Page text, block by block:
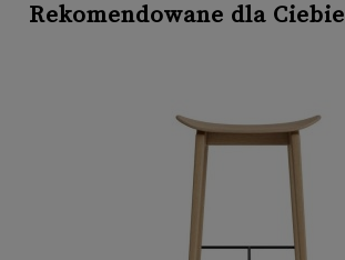
Rekomendowane dla Ciebie